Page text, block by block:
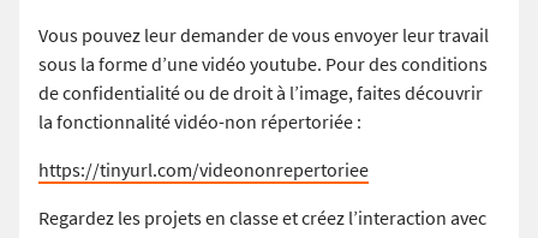
Vous pouvez leur demander de vous envoyer leur travail
sous la forme d’une vidéo youtube. Pour des conditions
de confidentialité ou de droit à l’image, faites découvrir
la fonctionnalité vidéo-non répertoriée :
https://tinyurl.com/videononrepertoriee
Regardez les projets en classe et créez l’interaction avec